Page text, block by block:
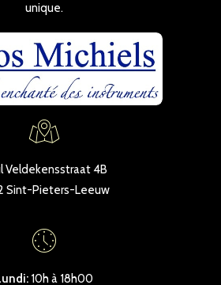
unique.
Veldekensstraat 4B
Sint-Pieters-Leeuw
10h à 18h00